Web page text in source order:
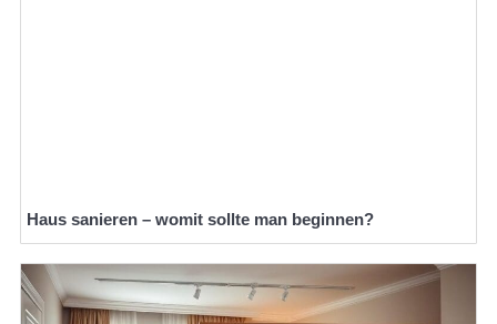
Haus sanieren – womit sollte man beginnen?